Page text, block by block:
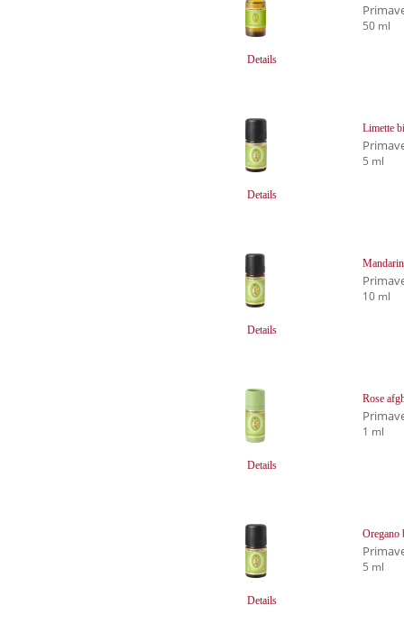
Details
50 ml
Details
Limette
5 ml
Details
10 ml
Details
Rose
1 ml
Details
Oregano
5 ml